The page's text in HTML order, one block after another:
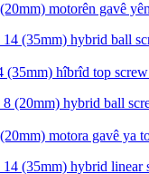
motorên gavê
(35mm) hîbrîd top
motora gavê ya